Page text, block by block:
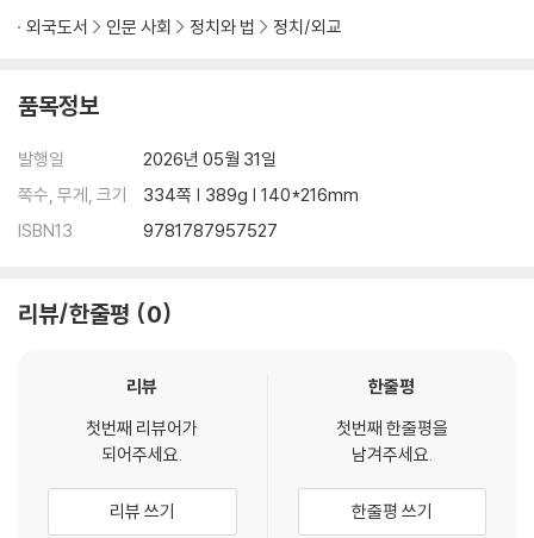
Combining original insights with extensive research,?
temporary geopolitics.
외국도서 인문 사회 정치와 법 정치/외교
품목정보
발행일
2026년 05월 31일
쪽수, 무게, 크기
334쪽 | 389g | 140*216mm
ISBN13
9781787957527
리뷰/한줄평 0
리뷰
첫번째 리뷰어가
되어주세요.
리뷰 쓰기
한줄평
첫번째 한줄평을
남겨주세요.
한줄평 쓰기